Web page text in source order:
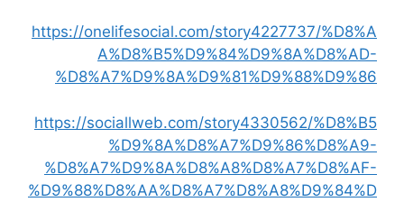
https://onelifesocial.com/story4227737/%D8%A
A%D8%B5%D9%84%D9%8A%D8%AD-
%D8%A7%D9%8A%D9%81%D9%88%D9%86
https://sociallweb.com/story4330562/%D8%B5
%D9%8A%D8%A7%D9%86%D8%A9-
%D8%A7%D9%8A%D8%A8%D8%A7%D8%AF-
%D9%88%D8%AA%D8%A7%D8%A8%D9%84%D